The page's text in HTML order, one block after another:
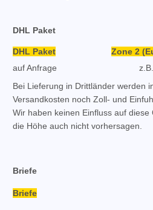
DHL Paket
DHL Paket Zone 2
auf Anfrage
Bei Lieferung in Drittländer werden
Versandkosten noch Zoll- und
Wir haben keinen Einfluss auf
die Höhe auch nicht vorhersagen.
Briefe
Briefe